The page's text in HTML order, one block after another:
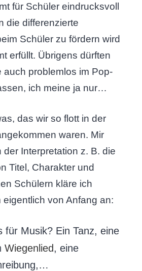
für Schüler eindrucksvoll
die differenzierte
Schüler zu fördern wird
erfüllt. Übrigens dürften
auch problemlos im Pop-
ich meine ja nur…
das wir so flott in der
waren. Mir
der Interpretation z. B. die
Titel, Charakter und
Schülern kläre ich
von Anfang an:
für Musik? Ein Tanz, eine
Wiegenlied, eine